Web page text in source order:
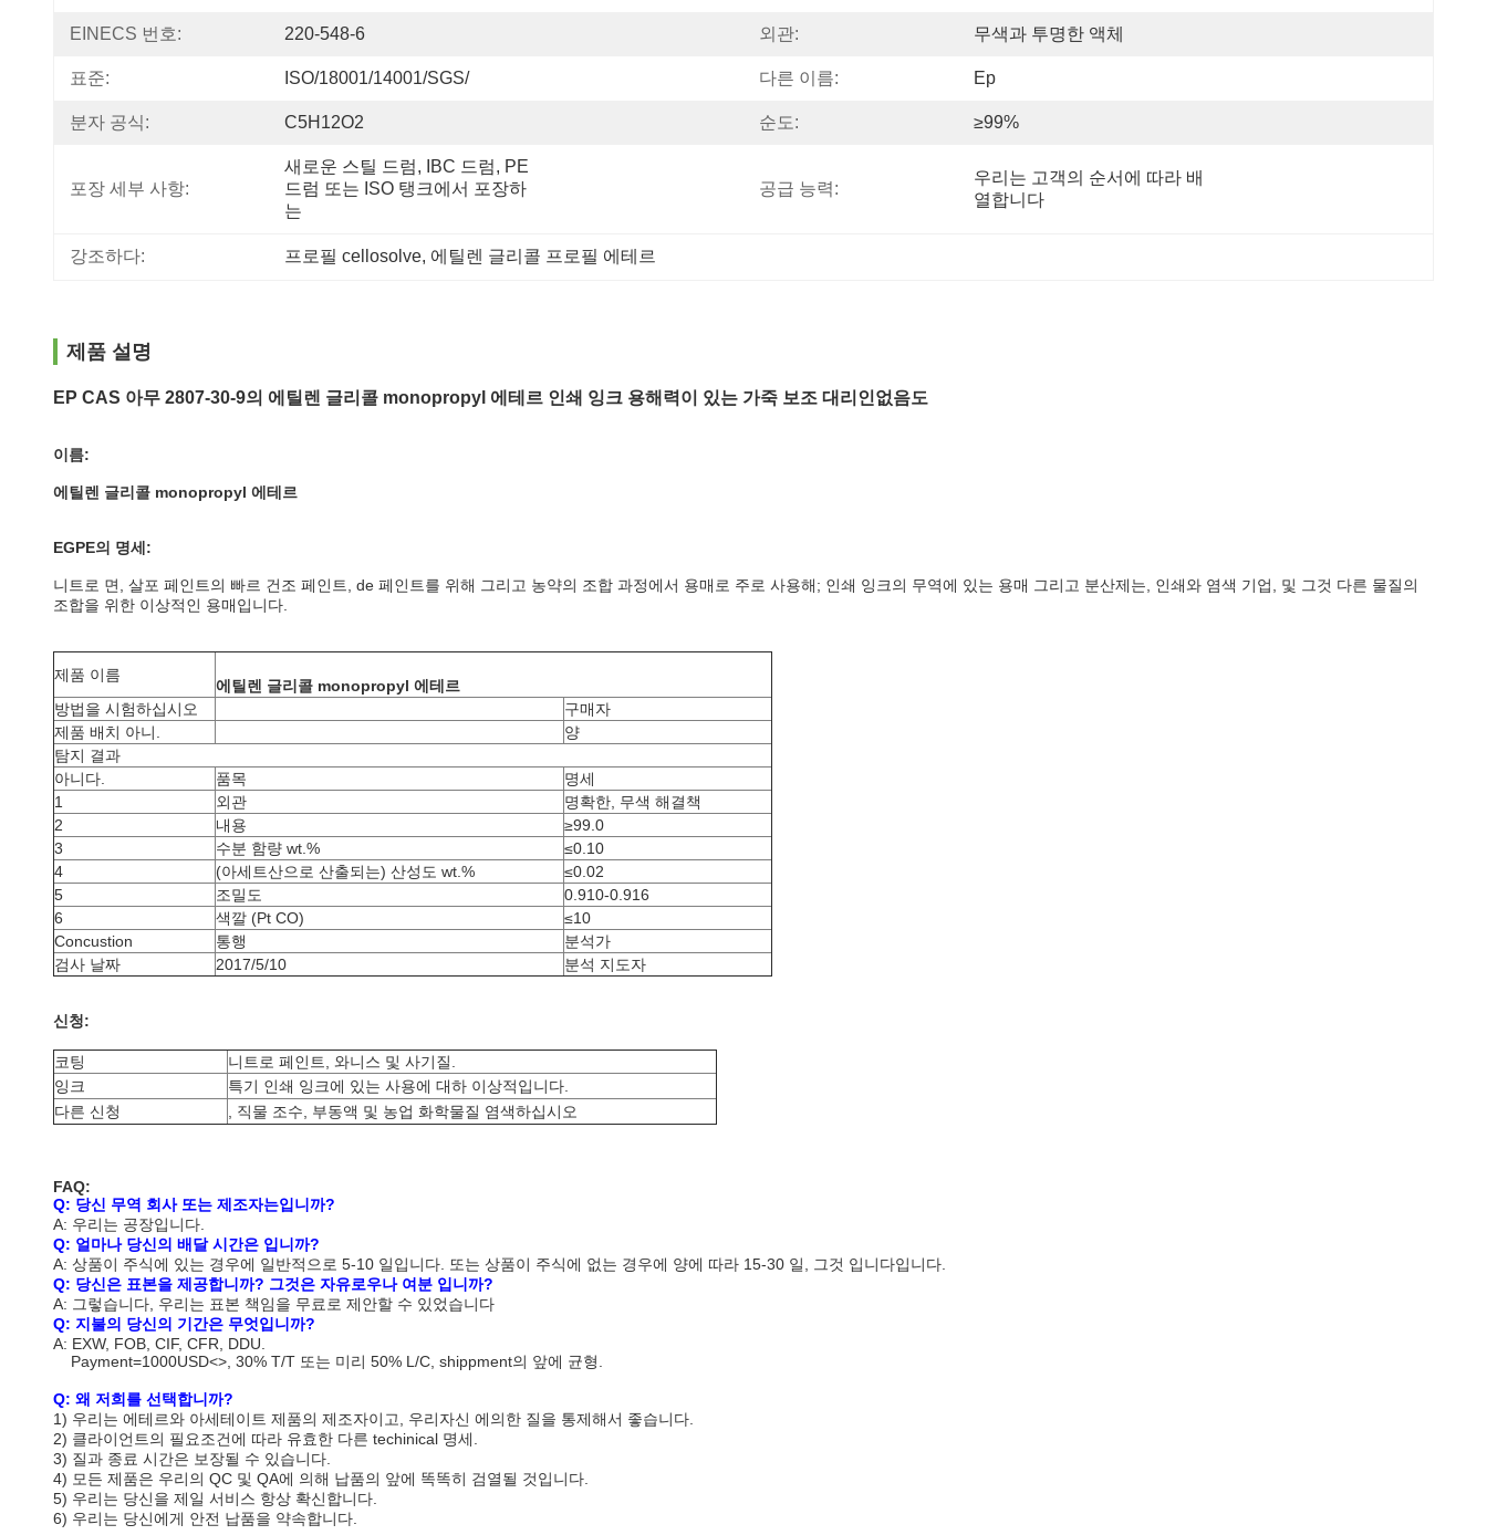
EINECS 번호: 220-548-6 외관: 무색과 투명한 액체
표준: ISO/18001/14001/SGS/ 다른 이름: Ep
분자 공식: C5H12O2 순도: ≥99%
포장 세부 사항:
새로운 스틸 드럼, IBC 드럼, PE
드럼 또는 ISO 탱크에서 포장하
는
공급 능력:
우리는 고객의 순서에 따라 배
열합니다
강조하다: 프로필 cellosolve, 에틸렌 글리콜 프로필 에테르
제품 설명
EP CAS 아무 2807-30-9의 에틸렌 글리콜 monopropyl 에테르 인쇄 잉크 용해력이 있는 가죽 보조 대리인없음도
이름:
에틸렌 글리콜 monopropyl 에테르
EGPE의 명세:
니트로 면, 살포 페인트의 빠르 건조 페인트, de 페인트를 위해 그리고 농약의 조합 과정에서 용매로 주로 사용해; 인쇄 잉크의 무역에 있는 용매 그리고 분산제는, 인쇄와 염색 기업, 및 그것 다른 물질의
조합을 위한 이상적인 용매입니다.
제품 이름
에틸렌 글리콜 monopropyl 에테르
방법을 시험하십시오
구매자
제품 배치 아니.
양
탐지 결과
아니다.
품목
명세
1
외관
명확한, 무색 해결책
2
내용
≥99.0
3
수분 함량 wt.%
≤0.10
4
(아세트산으로 산출되는) 산성도 wt.%
≤0.02
5
조밀도
0.910-0.916
6
색깔 (Pt CO)
≤10
Concustion
통행
분석가
검사 날짜
2017/5/10 분석 지도자
신청:
코팅
니트로 페인트, 와니스 및 사기질.
잉크
특기 인쇄 잉크에 있는 사용에 대하 이상적입니다.
다른 신청
, 직물 조수, 부동액 및 농업 화학물질 염색하십시오
FAQ:
Q: 당신 무역 회사 또는 제조자는입니까?
A: 우리는 공장입니다.
Q: 얼마나 당신의 배달 시간은 입니까?
A: 상품이 주식에 있는 경우에 일반적으로 5-10 일입니다. 또는 상품이 주식에 없는 경우에 양에 따라 15-30 일, 그것 입니다입니다.
Q: 당신은 표본을 제공합니까? 그것은 자유로우나 여분 입니까?
A: 그렇습니다, 우리는 표본 책임을 무료로 제안할 수 있었습니다
Q: 지불의 당신의 기간은 무엇입니까?
A: EXW, FOB, CIF, CFR, DDU.
Payment=1000USD<> , 30% T/T 또는 미리 50% L/C, shippment의 앞에 균형.
Q: 왜 저희를 선택합니까?
1) 우리는 에테르와 아세테이트 제품의 제조자이고, 우리자신 에의한 질을 통제해서 좋습니다.
2) 클라이언트의 필요조건에 따라 유효한 다른 techinical 명세.
3) 질과 종료 시간은 보장될 수 있습니다.
4) 모든 제품은 우리의 QC 및 QA에 의해 납품의 앞에 똑똑히 검열될 것입니다.
5) 우리는 당신을 제일 서비스 항상 확신합니다.
6) 우리는 당신에게 안전 납품을 약속합니다.